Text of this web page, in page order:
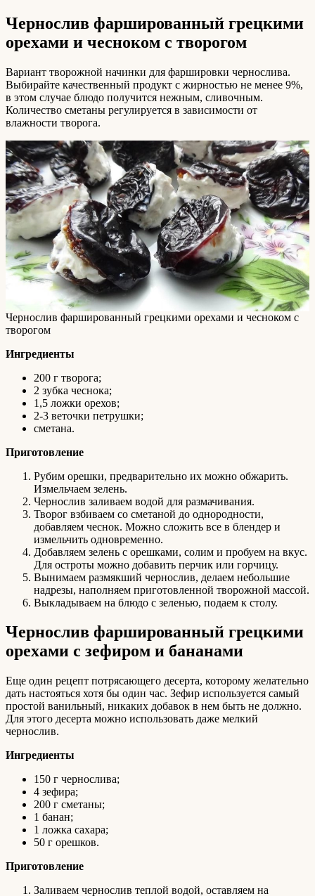
Чернослив фаршированный грецкими
орехами и чесноком с творогом
Вариант творожной начинки для фаршировки чернослива.
Выбирайте качественный продукт с жирностью не менее 9%,
в этом случае блюдо получится нежным, сливочным.
Количество сметаны регулируется в зависимости от
влажности творога.
Чернослив фаршированный грецкими орехами и чесноком с
творогом
Ингредиенты
200 г творога;
2 зубка чеснока;
1,5 ложки орехов;
2-3 веточки петрушки;
сметана.
Приготовление
Рубим орешки, предварительно их можно обжарить.
Измельчаем зелень.
Чернослив заливаем водой для размачивания.
Творог взбиваем со сметаной до однородности,
добавляем чеснок. Можно сложить все в блендер и
измельчить одновременно.
Добавляем зелень с орешками, солим и пробуем на вкус.
Для остроты можно добавить перчик или горчицу.
Вынимаем размякший чернослив, делаем небольшие
надрезы, наполняем приготовленной творожной массой.
Выкладываем на блюдо с зеленью, подаем к столу.
Чернослив фаршированный грецкими
орехами с зефиром и бананами
Еще один рецепт потрясающего десерта, которому желательно
дать настояться хотя бы один час. Зефир используется самый
простой ванильный, никаких добавок в нем быть не должно.
Для этого десерта можно использовать даже мелкий
чернослив.
Ингредиенты
150 г чернослива;
4 зефира;
200 г сметаны;
1 банан;
1 ложка сахара;
50 г орешков.
Приготовление
Заливаем чернослив теплой водой, оставляем на